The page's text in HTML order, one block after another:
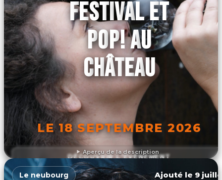
Aperçu de la description
FESTIVAL ET
POP! AU
CHÂTEAU
LE 18 SEPTEMBRE 2026
DÉCOUVRIR L'ÉVÉNEMENT
Le neubourg Ajouté le 9